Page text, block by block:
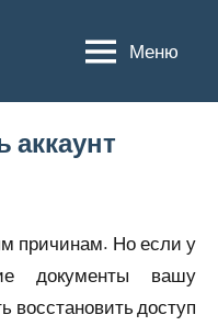
Меню
аккаунт
причинам. Но если у
документы вашу
восстановить доступ